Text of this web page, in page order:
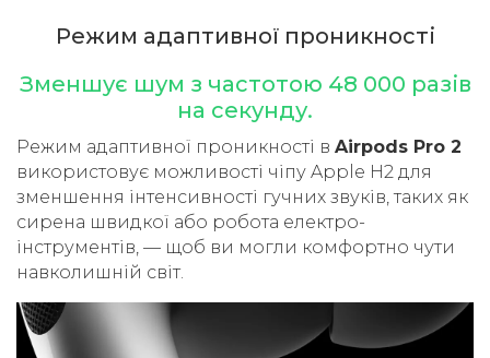
Режим адаптивної проникності
Зменшує шум з частотою 48 000 разів
на секунду.
Режим адаптивної проникності в Airpods Pro 2
використовує можливості чіпу Apple H2 для
зменшення інтенсивності гучних звуків, таких як
сирена швидкої або робота електро­
інструментів, — щоб ви могли комфортно чути
навколишній світ.